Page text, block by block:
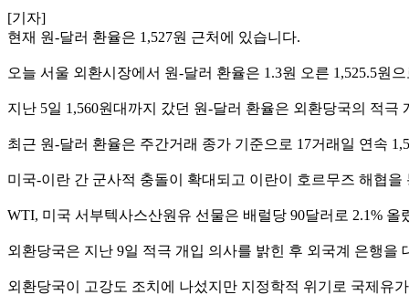
[기자]
현재 원-달러 환율은 1,527원 근처에 있습니다.
오늘 서울 외환시장에서 원-달러 환율은 1.3원 오른 1,525.5원
지난 5일 1,560원대까지 갔던 원-달러 환율은 외환당국의 적
최근 원-달러 환율은 주간거래 종가 기준으로 17거래일 연속
미국-이란 간 군사적 충돌이 확대되고 이란이 호르무즈 해협
WTI, 미국 서부텍사스산원유 선물은 배럴당 90달러로 2.1%
외환당국은 지난 9일 적극 개입 의사를 밝힌 후 외국계 은행
외환당국이 고강도 조치에 나섰지만 지정학적 위기로 국제유